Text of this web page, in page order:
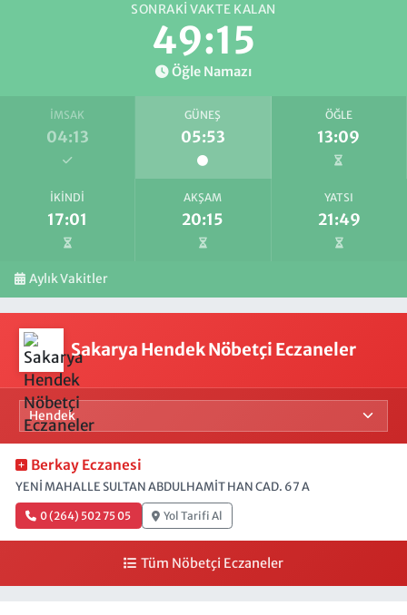
SONRAKI VAKTE KALAN
49:15
Öğle Namazı
İMSAK
04:13
GÜNEŞ
05:53
ÖĞLE
13:09
İKINDI
17:01
AKŞAM
20:15
YATSI
21:49
Aylık Vakitler
Sakarya Hendek Nöbetçi Eczaneler
Berkay Eczanesi
YENİ MAHALLE SULTAN ABDULHAMİT HAN CAD. 67 A
0 (264) 502 75 05 Yol Tarifi Al
Tüm Nöbetçi Eczaneler